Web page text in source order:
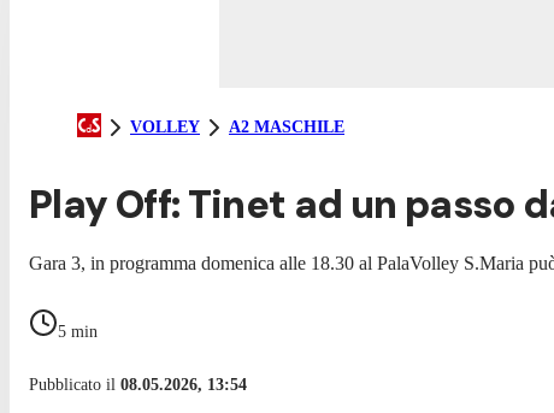
VOLLEY A2 MASCHILE
Play Off: Tinet ad un passo
Gara 3, in programma domenica alle 18.30 al PalaVolley S.Maria
5 min
Pubblicato il 08.05.2026, 13:54